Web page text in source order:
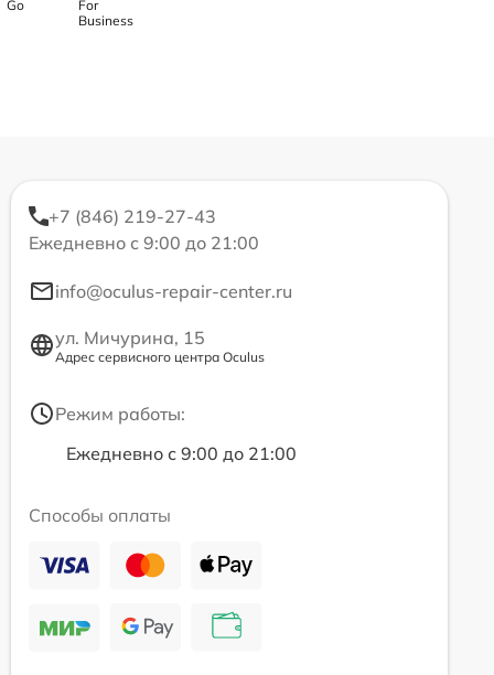
Go
For
Business
+7 (846) 219-27-43
Ежедневно с 9:00 до 21:00
info@oculus-repair-center.ru
ул. Мичурина, 15
Адрес сервисного центра Oculus
Режим работы:
Ежедневно с 9:00 до 21:00
Способы оплаты